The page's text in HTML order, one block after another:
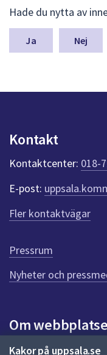
Kakor på uppsala.se
ä
m
a
n
k
e
r
f
ö
r
e
n
n
a
d
a
Hade du nytta av
Nej
Kontakt
Kontaktcenter: 018-
E-post:
Fler kontaktvägar
Pressrum
Nyheter och
Om
Om webbplatsen